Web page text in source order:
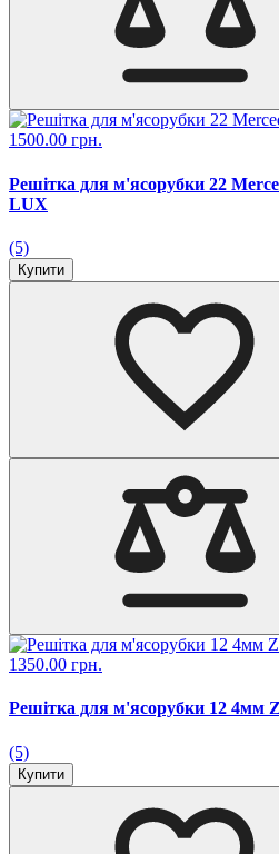
1500.00 грн.
Решітка для м'ясорубки 22
LUX
(5)
Купити
1350.00 грн.
Решітка для м'ясорубки 12 4мм
(5)
Купити